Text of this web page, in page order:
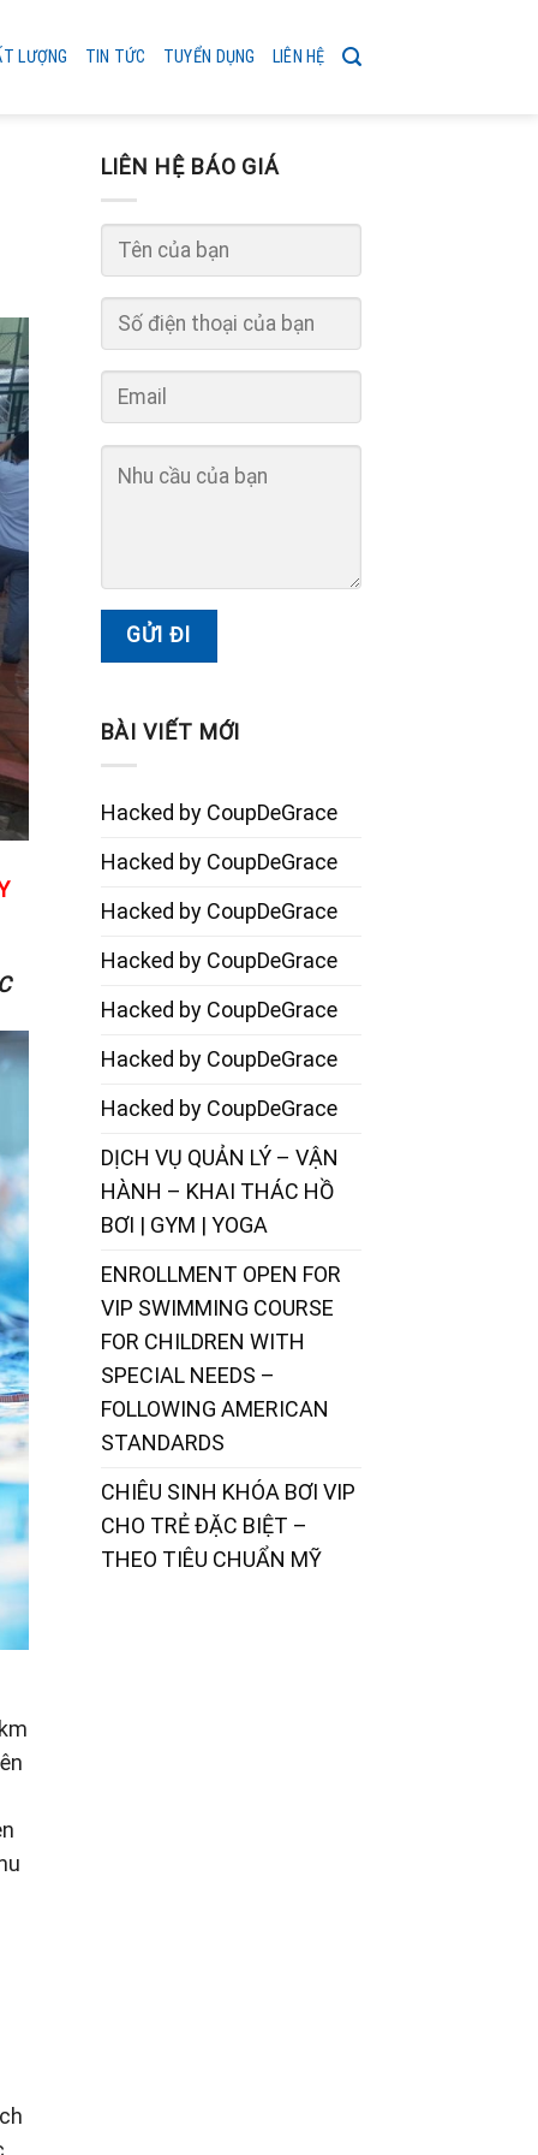
LƯỢNG TIN TỨC TUYỂN DỤNG LIÊN HỆ
LIÊN HỆ BÁO GIÁ
BÀI VIẾT MỚI
Hacked by CoupDeGrace
Hacked by CoupDeGrace
Hacked by CoupDeGrace
Hacked by CoupDeGrace
Hacked by CoupDeGrace
Hacked by CoupDeGrace
Hacked by CoupDeGrace
DỊCH VỤ QUẢN LÝ – VẬN
HÀNH – KHAI THÁC HỒ
BƠI | GYM | YOGA
ENROLLMENT OPEN FOR
VIP SWIMMING COURSE
FOR CHILDREN WITH
SPECIAL NEEDS –
FOLLOWING AMERICAN
STANDARDS
CHIÊU SINH KHÓA BƠI VIP
CHO TRẺ ĐẶC BIỆT –
THEO TIÊU CHUẨN MỸ